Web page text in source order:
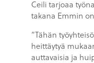
Ceili tarjoaa
takana Emmin
”Tähän
heittäytyä
auttavaisia ja